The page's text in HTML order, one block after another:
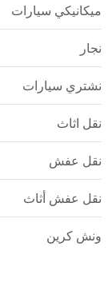
ميكانيكي سيارات
نجار
نشتري سيارات
نقل اثاث
نقل عفش
نقل عفش أثاث
ونش كرين